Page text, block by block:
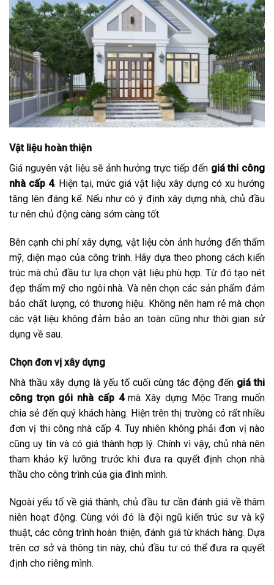
Vật liệu hoàn thiện
Giá nguyên vật liệu sẽ ảnh hưởng trực tiếp đến giá thi công
nhà cấp 4. Hiện tại, mức giá vật liệu xây dựng có xu hướng
tăng lên đáng kể. Nếu như có ý định xây dựng nhà, chủ đầu
tư nên chủ động càng sớm càng tốt.
Bên cạnh chi phí xây dựng, vật liệu còn ảnh hưởng đến thẩm
mỹ, diện mạo của công trình. Hãy dựa theo phong cách kiến
trúc mà chủ đầu tư lựa chọn vật liệu phù hợp. Từ đó tạo nét
đẹp thẩm mỹ cho ngôi nhà. Và nên chọn các sản phẩm đảm
bảo chất lượng, có thương hiệu. Không nên ham rẻ mà chọn
các vật liệu không đảm bảo an toàn cũng như thời gian sử
dụng về sau.
Chọn đơn vị xây dựng
Nhà thầu xây dựng là yếu tố cuối cùng tác động đến giá thi
công trọn gói nhà cấp 4mà Xây dựng Mộc Trang muốn
chia sẻ đến quý khách hàng. Hiện trên thị trường có rất nhiều
đơn vị thi công nhà cấp 4. Tuy nhiên không phải đơn vị nào
cũng uy tín và có giá thành hợp lý. Chính vì vậy, chủ nhà nên
tham khảo kỹ lưỡng trước khi đưa ra quyết định chọn nhà
thầu cho công trình của gia đình mình.
Ngoài yếu tố về giá thành, chủ đầu tư cần đánh giá về thâm
niên hoạt động. Cùng với đó là đội ngũ kiến trúc sư và kỹ
thuật, các công trình hoàn thiện, đánh giá từ khách hàng. Dựa
trên cơ sở và thông tin này, chủ đầu tư có thể đưa ra quyết
định cho riêng mình.